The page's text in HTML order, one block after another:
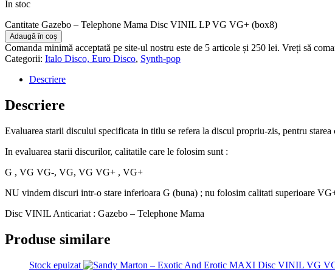
În stoc
Cantitate Gazebo – Telephone Mama Disc VINIL LP VG VG+ (box8)
Adaugă în coș
Comanda minimă acceptată pe site-ul nostru este de 5 articole și 250 lei. Vreți să
Categorii: Italo Disco, Euro Disco, Synth-pop
Descriere
Descriere
Evaluarea starii discului specificata in titlu se refera la discul propriu-zis, pentru
In evaluarea starii discurilor, calitatile care le folosim sunt :
G , VG VG-, VG, VG VG+ , VG+
NU vindem discuri intr-o stare inferioara G (buna) ; nu folosim calitati superioare
Disc VINIL Anticariat : Gazebo – Telephone Mama
Produse similare
Stock epuizat